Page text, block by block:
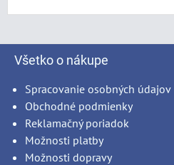
Všetko o nákupe
Spracovanie osobných údajov
Obchodné podmienky
Reklamačný poriadok
Možnosti platby
Možnosti dopravy